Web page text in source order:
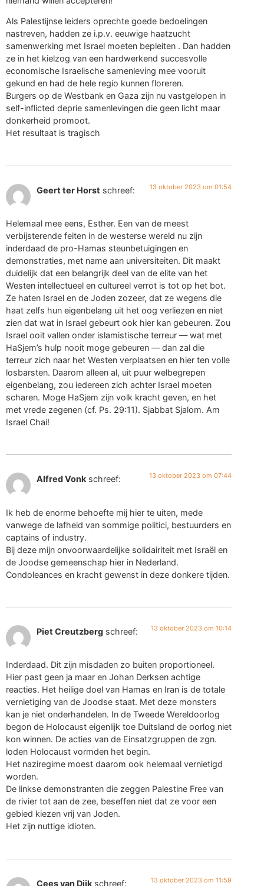
Als Palestijnse leiders oprechte goede bedoelingen
nastreven, hadden ze i.p.v. eeuwige haatzucht
samenwerking met Israel moeten bepleiten . Dan hadden
ze in het kielzog van een hardwerkend succesvolle
economische Israelische samenleving mee vooruit
gekund en had de hele regio kunnen floreren.
Burgers op de Westbank en Gaza zijn nu vastgelopen in
self-inflicted deprie samenlevingen die geen licht maar
donkerheid promoot.
Het resultaat is tragisch
Geert ter Horst schreef: 13 oktober 2023 om 01:54
Helemaal mee eens, Esther. Een van de meest
verbijsterende feiten in de westerse wereld nu zijn
inderdaad de pro-Hamas steunbetuigingen en
demonstraties, met name aan universiteiten. Dit maakt
duidelijk dat een belangrijk deel van de elite van het
Westen intellectueel en cultureel verrot is tot op het bot.
Ze haten Israel en de Joden zozeer, dat ze wegens die
haat zelfs hun eigenbelang uit het oog verliezen en niet
zien dat wat in Israel gebeurt ook hier kan gebeuren. Zou
Israel ooit vallen onder islamistische terreur — wat met
HaSjem’s hulp nooit moge gebeuren — dan zal die
terreur zich naar het Westen verplaatsen en hier ten volle
losbarsten. Daarom alleen al, uit puur welbegrepen
eigenbelang, zou iedereen zich achter Israel moeten
scharen. Moge HaSjem zijn volk kracht geven, en het
met vrede zegenen (cf. Ps. 29:11). Sjabbat Sjalom. Am
Israel Chai!
Alfred Vonk schreef: 13 oktober 2023 om 07:44
Ik heb de enorme behoefte mij hier te uiten, mede
vanwege de lafheid van sommige politici, bestuurders en
captains of industry.
Bij deze mijn onvoorwaardelijke solidairiteit met Israël en
de Joodse gemeenschap hier in Nederland.
Condoleances en kracht gewenst in deze donkere tijden.
Piet Creutzberg schreef: 13 oktober 2023 om 10:14
Inderdaad. Dit zijn misdaden zo buiten proportioneel.
Hier past geen ja maar en Johan Derksen achtige
reacties. Het heilige doel van Hamas en Iran is de totale
vernietiging van de Joodse staat. Met deze monsters
kan je niet onderhandelen. In de Tweede Wereldoorlog
begon de Holocaust eigenlijk toe Duitsland de oorlog niet
kon winnen. De acties van de Einsatzgruppen de zgn.
loden Holocaust vormden het begin.
Het naziregime moest daarom ook helemaal vernietigd
worden.
De linkse demonstranten die zeggen Palestine Free van
de rivier tot aan de zee, beseffen niet dat ze voor een
gebied kiezen vrij van Joden.
Het zijn nuttige idioten.
Cees van Dijk schreef: 13 oktober 2023 om 11:59